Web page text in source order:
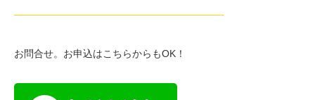
—————————————————————-
お問合せ。お申込はこちらからもOK！